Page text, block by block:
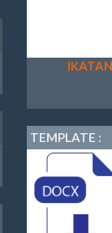
TEMPLATE :